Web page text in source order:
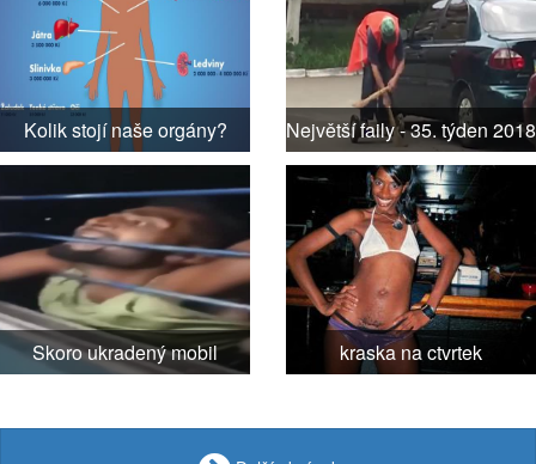
Kolik stojí naše orgány? Největší faily - 35. týden 2018
Skoro ukradený mobil kraska na ctvrtek